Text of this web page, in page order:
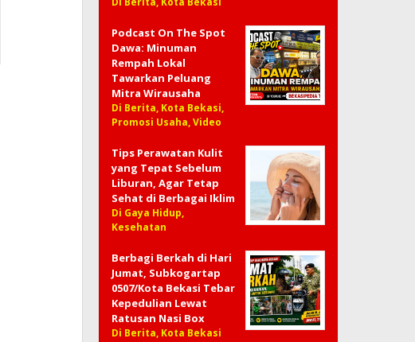
Podcast On The Spot
Dawa: Minuman
Rempah Lokal
Tawarkan Peluang
Mitra Wirausaha
Di Berita, Kota Bekasi,
Promosi Usaha, Video
Tips Perawatan Kulit
yang Tepat Sebelum
Liburan, Agar Tetap
Sehat di Berbagai Iklim
Di Gaya Hidup,
Kesehatan
Berbagi Berkah di Hari
Jumat, Subkogartap
0507/Kota Bekasi Tebar
Kepedulian Lewat
Ratusan Nasi Box
Di Berita, Kota Bekasi